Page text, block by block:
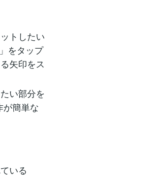
トしたい
をタップ
矢印をス
い部分を
が簡単な
いる